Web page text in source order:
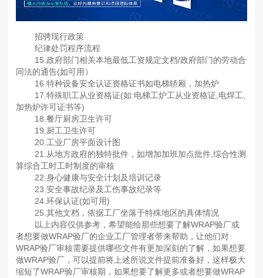
招骋现行政策
纪律处罚程序流程
15.政府部门相关本地最低工资规定文档/政府部门的劳动合
同法的通告(如可用）
16.特种设备安全认证资格证书如电梯轿厢，加热炉
17.特殊职工从业资格证(如:电梯工炉工从业资格证,电焊工,
加热炉许可证书等)
18.餐厅厨房卫生许可
19.厨工卫生许可
20.工业厂房平面设计图
21.从地方政府的独特批件，如增加加班加点批件,综合性测
算综合工时工时制度的审核
22.身心健康与安全计划及培训记录
23.安全事故纪录及工伤事故纪录等
24.环保认证(如可用)
25.其他文档，依据工厂坐落于特殊地区的具体情况
以上内容仅供参考，希望能给那些想要了解WRAP验厂或
者想要做WRAP验厂的企业工厂管理者带来帮助，让他们对
WRAP验厂审核需要提供哪些文件有更加深刻的了解，如果想要
做WRAP验厂，可以提前将上述所说文件提前准备好，这样极大
缩短了WRAP验厂审核期，如果想要了解更多或者想要做WRAP